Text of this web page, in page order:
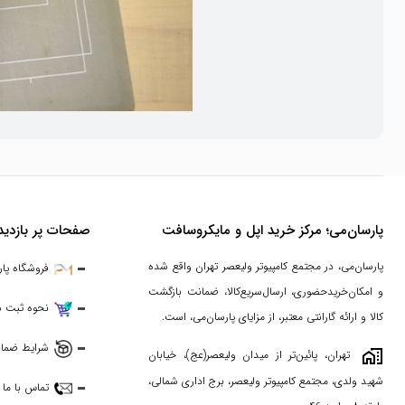
1. کیفیت ساخت بالا:
تبلت‌های اپل و مایکروسافت به دلیل کیفیت ساخت
2. صرفه‌جویی در هزینه:
خرید تبلت‌های کارکرده می‌تواند 30 تا 50 درصد هزینه‌ها را کاهش دهد، بدون اینکه کیفیت کارکرد دستگاه به شدت کاهش یابد.
اپل و مایکروسافت به‌طور مداوم
با وجود مدل‌های مختلف آیپد و سرفیس پرو،
پارسان‌می؛ مرکز خرید اپل و مایکروسافت
پارسان‌می، در مجتمع کامپیوتر ولیعصر تهران واقع شده
و امکان‌خریدحضوری، ارسال‌سریع‌کالا، ضمانت بازگشت
کالا و ارائه گارانتی معتبر، از مزایای پارسان‌می، است.
maps_home_work
تهران، پائین‌تر از میدان ولیعصر(عج)، خیابان
شهید ولدی، مجتمع کامپیوتر ولیعصر، برج اداری شمالی،
صفحات پر
فروشگاه
نحوه ثبت
شرایط
تماس با ما